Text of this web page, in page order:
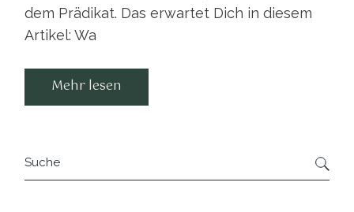
dem Prädikat. Das erwartet Dich in diesem
Artikel: Wa
Mehr lesen